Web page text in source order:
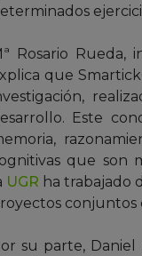
Rosario
que
Este
que son
UGR ha trabajado
conjuntos
su parte,